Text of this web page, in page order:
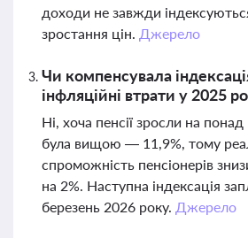
доходи не завжди
зростання цін. Джерело
Чи компенсувала
інфляційні втрати у 2025
Ні, хоча пенсії зросли на понад
була вищою — 11,9%, тому
спроможність пенсіонерів
на 2%. Наступна індексація
березень 2026 року. Джерело